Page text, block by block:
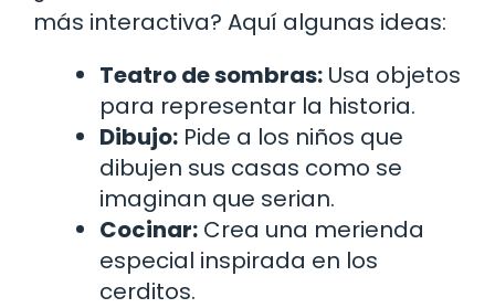
más interactiva? Aquí algunas ideas:
Teatro de sombras: Usa objetos
para representar la historia.
Dibujo: Pide a los niños que
dibujen sus casas como se
imaginan que serian.
Cocinar: Crea una merienda
especial inspirada en los
cerditos.